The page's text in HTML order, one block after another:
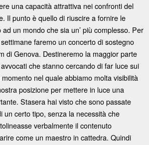
una capacità attrattiva nei confronti del
Il punto è quello di riuscire a fornire le
ad un mondo che sia un’ più complesso. Per
faremo un concerto di sostegno
di Genova. Destineremo la maggior parte
che stanno cercando di far luce sui
nel quale abbiamo molta visibilità
posizione per mettere in luce una
Stasera hai visto che sono passate
un certo tipo, senza la necessità che
verbalmente il contenuto
come un maestro in cattedra. Quindi